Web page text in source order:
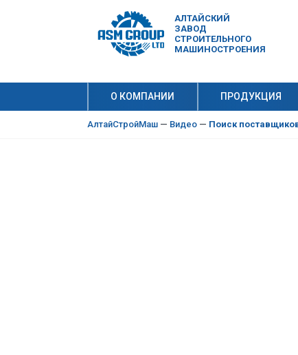
АЛТАЙСКИЙ
ЗАВОД
СТРОИТЕЛЬНОГО
МАШИНОСТРОЕНИЯ
О КОМПАНИИ ПРОДУКЦИЯ
АлтайСтройМаш — Видео — Поиск